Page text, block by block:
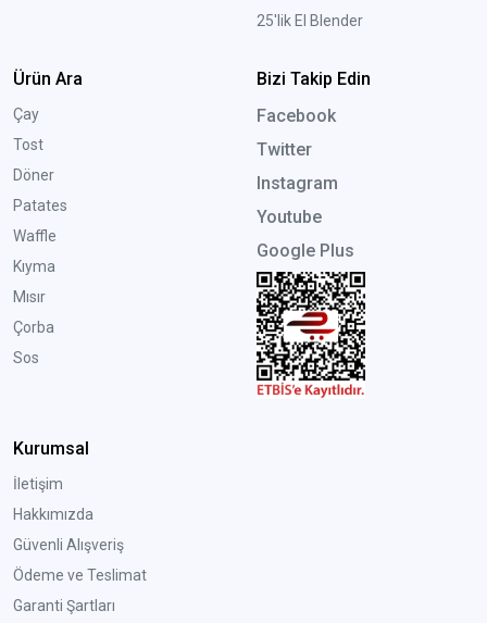
25'lik El Blender
Ürün Ara
Çay
Tost
Döner
Patates
Waffle
Kıyma
Mısır
Çorba
Sos
Bizi Takip Edin
Facebook
Twitter
Instagram
Youtube
Google Plus
Kurumsal
İletişim
Hakkımızda
Güvenli Alışveriş
Ödeme ve Teslimat
Garanti Şartları